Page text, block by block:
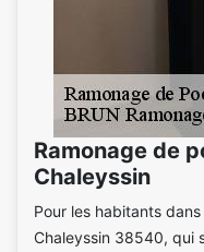
Ramonage de
Chaleyssin
Pour les habitants
Chaleyssin 38540, qui